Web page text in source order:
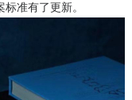
准有了更新。